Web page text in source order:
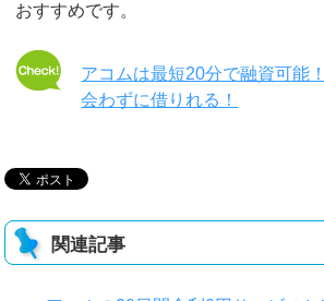
おすすめです。
アコムは最短20分で融資可能
会わずに借りれる！
関連記事